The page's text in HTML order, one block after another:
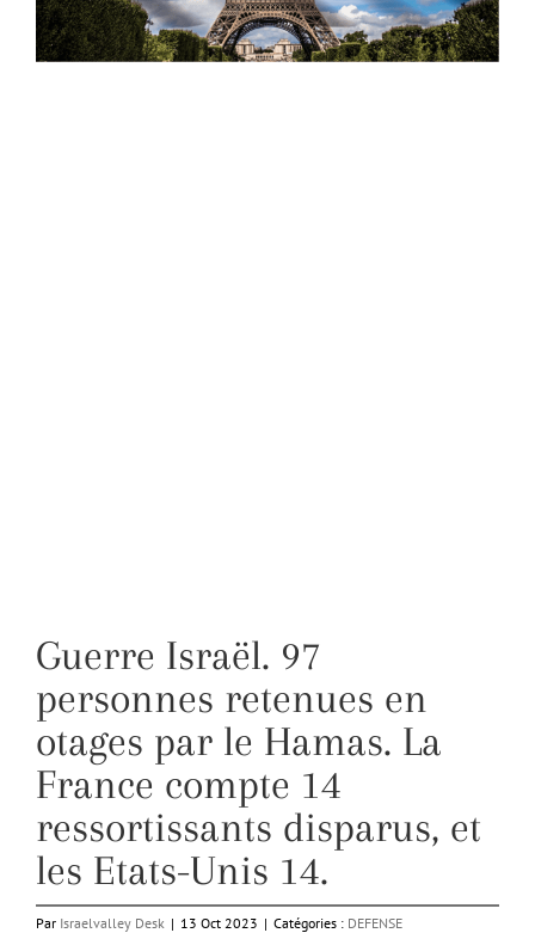
Guerre Israël. 97
personnes retenues en
otages par le Hamas. La
France compte 14
ressortissants disparus, et
les Etats-Unis 14.
Par Israelvalley Desk | 13 Oct 2023 | Catégories : DEFENSE